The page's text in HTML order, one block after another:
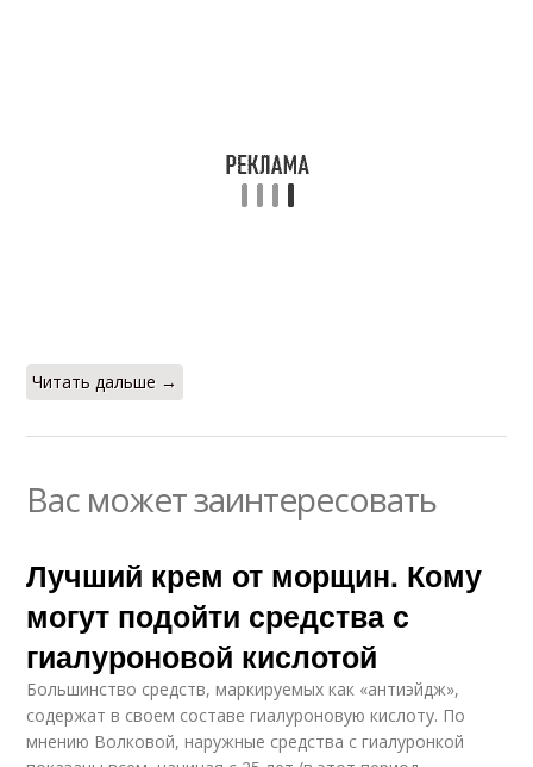
Читать дальше →
Вас может заинтересовать
Лучший крем от морщин. Кому
могут подойти средства с
гиалуроновой кислотой
Большинство средств, маркируемых как «антиэйдж»,
содержат в своем составе гиалуроновую кислоту. По
мнению Волковой, наружные средства с гиалуронкой